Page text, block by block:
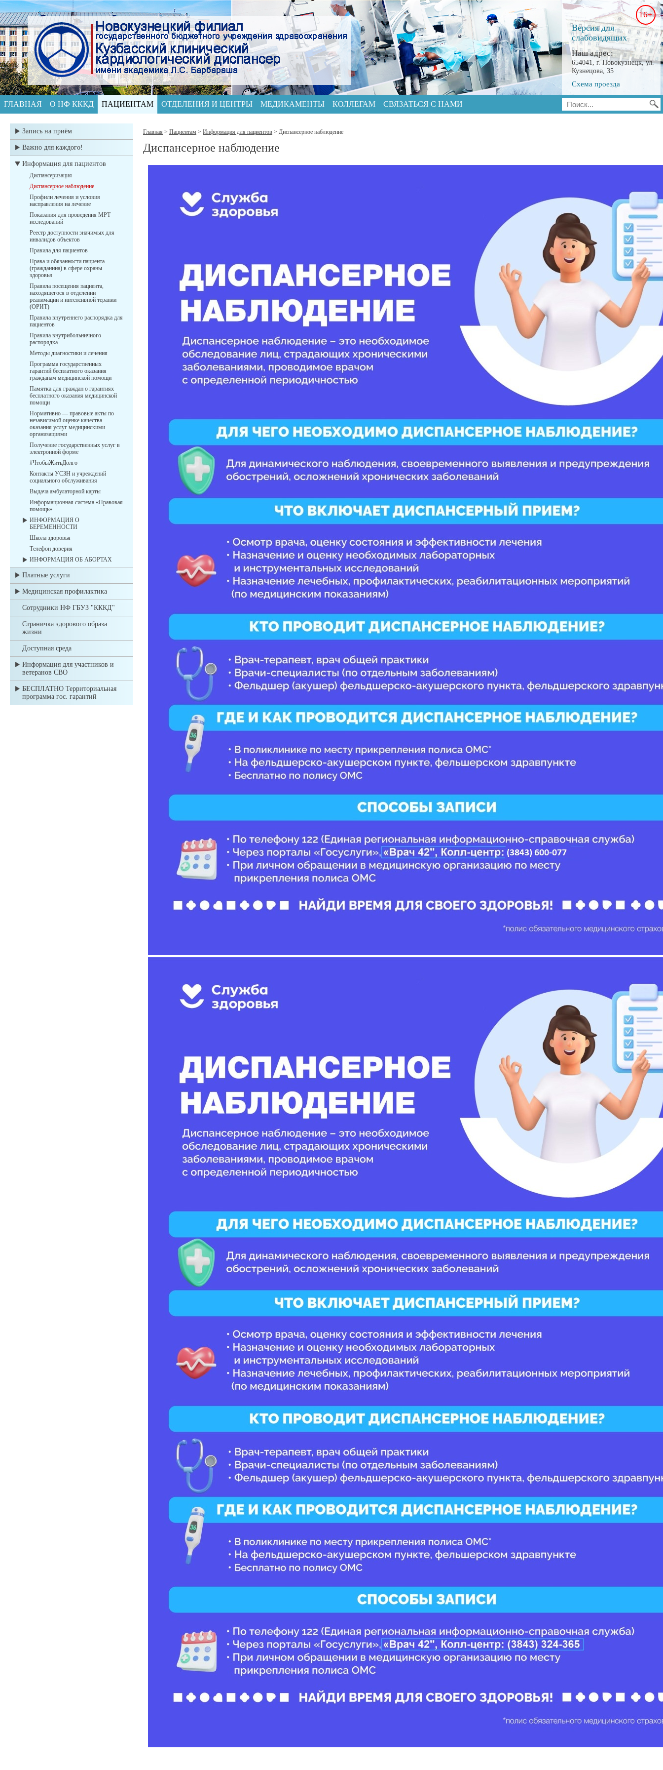
16+
Версия для
слабовидящих
Наш адрес:
654041, г. Новокузнецк, ул.
Кузнецова, 35
Схема проезда
ГЛАВНАЯ О НФ КККД ПАЦИЕНТАМ ОТДЕЛЕНИЯ И ЦЕНТРЫ МЕДИКАМЕНТЫ КОЛЛЕГАМ СВЯЗАТЬСЯ С НАМИ
Запись на приём
Важно для каждого!
Информация для пациентов
Диспансеризация
Диспансерное наблюдение
Профили лечения и условия
насправления на лечение
Показания для проведения МРТ
исследований
Реестр доступности значимых для
инвалидов объектов
Правила для пациентов
Права и обязанности пациента
(гражданина) в сфере охраны
здоровья
Правила посещения пациента,
находящегося в отделении
реанимации и интенсивной терапии
(ОРИТ)
Правила внутреннего распорядка для
пациентов
Правила внутрибольничного
распорядка
Методы диагностики и лечения
Программа государственных
гарантий бесплатного оказания
гражданам медицинской помощи
Памятка для граждан о гарантиях
бесплатного оказания медицинской
помощи
Нормативно — правовые акты по
независимой оценке качества
оказания услуг медицинскими
организациями
Получение государственных услуг в
электронной форме
#ЧтобыЖитьДолго
Контакты УСЗН и учреждений
социального обслуживания
Выдача амбулаторной карты
Информационная система «Правовая
помощь»
ИНФОРМАЦИЯ О
БЕРЕМЕННОСТИ
Школа здоровья
Телефон доверия
ИНФОРМАЦИЯ ОБ АБОРТАХ
Платные услуги
Медицинская профилактика
Сотрудники НФ ГБУЗ "КККД"
Страничка здорового образа
жизни
Доступная среда
Информация для участников и
ветеранов СВО
БЕСПЛАТНО Территориальная
программа гос. гарантий
Главная > Пациентам > Информация для пациентов > Диспансерное наблюдение
Диспансерное наблюдение